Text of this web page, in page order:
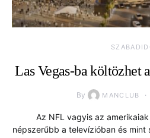
Las Vegas-ba költözhet
By MANCLUB
Az NFL vagyis az
népszerűbb a televízióban és